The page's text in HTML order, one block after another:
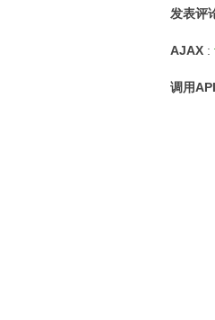
发表评
AJAX :
调用API